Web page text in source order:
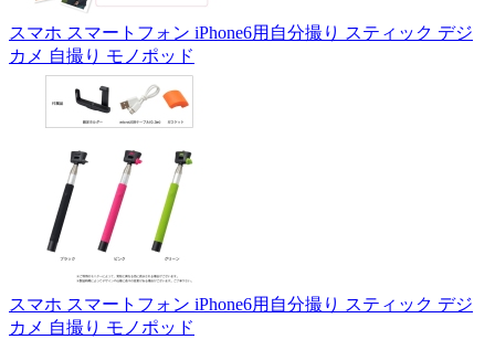
スマホ スマートフォン iPhone6用自分撮り スティック デジ
カメ 自撮り モノポッド
スマホ スマートフォン iPhone6用自分撮り スティック デジ
カメ 自撮り モノポッド